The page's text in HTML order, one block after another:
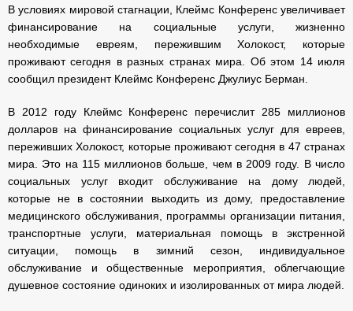
В условиях мировой стагнации, Клеймс Конференс увеличивает
финансирование на социальные услуги, жизненно
необходимые евреям, пережившим Холокост, которые
проживают сегодня в разных странах мира. Об этом 14 июля
сообщил президент Клеймс Конференс Джулиус Берман.
В 2012 году Клеймс Конференс перечислит 285 миллионов
долларов на финансирование социальных услуг для евреев,
переживших Холокост, которые проживают сегодня в 47 странах
мира. Это на 115 миллионов больше, чем в 2009 году. В число
социальных услуг входит обслуживание на дому людей,
которые не в состоянии выходить из дому, предоставление
медицинского обслуживания, программы организации питания,
транспортные услуги, материальная помощь в экстренной
ситуации, помощь в зимний сезон, индивидуальное
обслуживание и общественные мероприятия, облегчающие
душевное состояние одиноких и изолированных от мира людей.